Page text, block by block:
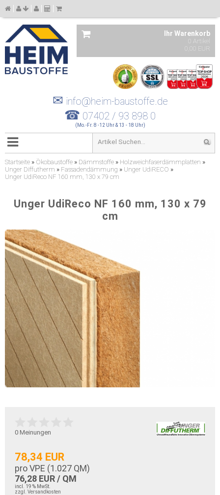
Ihr Warenkorb
0 Artikel
0,00 EUR
✉ info@heim-baustoffe.de
☎ 07402 / 93 898 0
(Mo.-Fr. 8 -12 Uhr & 13 - 18 Uhr)
Startseite » Ökobaustoffe » Dämmstoffe » Holzweichfaserdämmplatten »
Unger Diffutherm » Fassadendämmung » Unger UdiRECO »
Unger UdiReco NF 160 mm, 130 x 79 cm
Unger UdiReco NF 160 mm, 130 x 79
cm
0 Meinungen
78,34 EUR
pro VPE (1.027 QM)
76,28 EUR / QM
incl. 19 % MwSt.
zzgl. Versandkosten